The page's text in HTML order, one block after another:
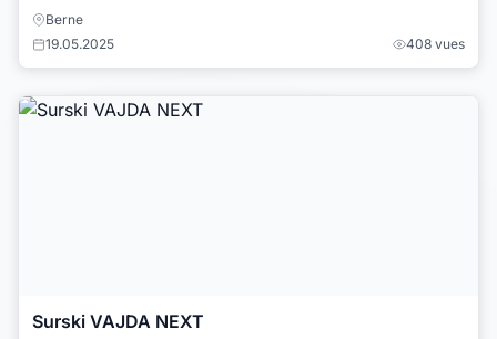
Berne
19.05.2025
408 vues
Surski VAJDA NEXT